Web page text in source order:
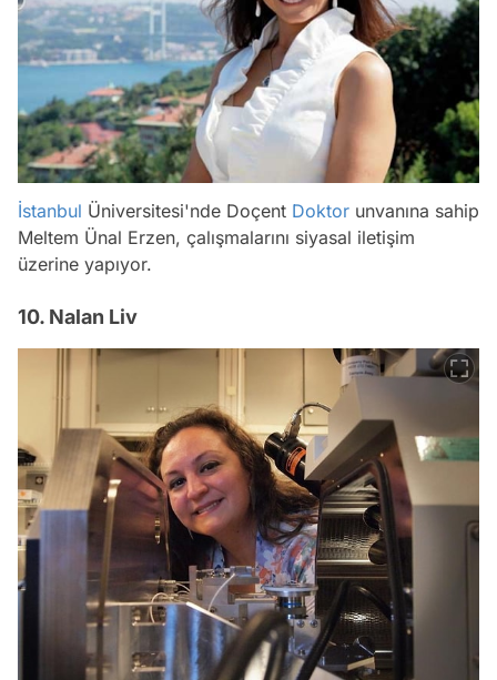
İstanbul Üniversitesi'nde Doçent Doktor unvanına sahip
Meltem Ünal Erzen, çalışmalarını siyasal iletişim
üzerine yapıyor.
10. Nalan Liv